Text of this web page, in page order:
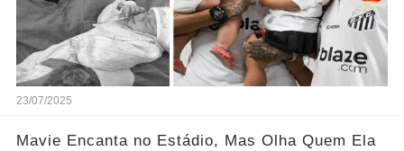
23/07/2025
Mavie Encanta no Estádio, Mas Olha Quem Ela